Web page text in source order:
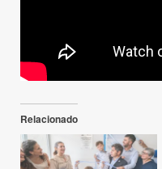
Relacionado